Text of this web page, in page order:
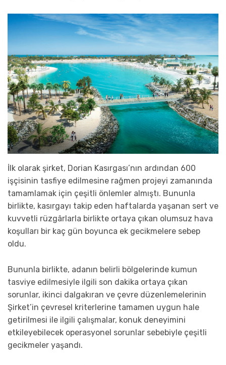
İlk olarak şirket, Dorian Kasırgası’nın ardından 600
işçisinin tasfiye edilmesine rağmen projeyi zamanında
tamamlamak için çeşitli önlemler almıştı. Bununla
birlikte, kasırgayı takip eden haftalarda yaşanan sert ve
kuvvetli rüzgârlarla birlikte ortaya çıkan olumsuz hava
koşulları bir kaç gün boyunca ek gecikmelere sebep
oldu.
Bununla birlikte, adanın belirli bölgelerinde kumun
tasviye edilmesiyle ilgili son dakika ortaya çıkan
sorunlar, ikinci dalgakıran ve çevre düzenlemelerinin
Şirket’in çevresel kriterlerine tamamen uygun hale
getirilmesi ile ilgili çalışmalar, konuk deneyimini
etkileyebilecek operasyonel sorunlar sebebiyle çeşitli
gecikmeler yaşandı.